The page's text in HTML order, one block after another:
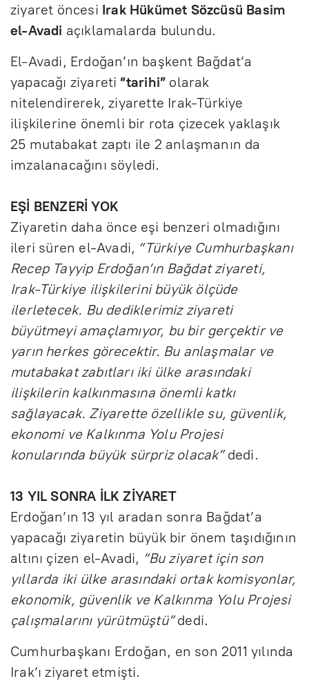
ziyaret öncesi Irak Hükümet Sözcüsü Basim
el-Avadi açıklamalarda bulundu.
El-Avadi, Erdoğan’ın başkent Bağdat’a
yapacağı ziyareti“tarihi” olarak
nitelendirerek, ziyarette Irak-Türkiye
ilişkilerine önemli bir rota çizecek yaklaşık
25 mutabakat zaptı ile 2 anlaşmanın da
imzalanacağını söyledi.
EŞİ BENZERİ YOK
Ziyaretin daha önce eşi benzeri olmadığını
ileri süren el-Avadi, “Türkiye Cumhurbaşkanı
Recep Tayyip Erdoğan’ın Bağdat ziyareti,
Irak-Türkiye ilişkilerini büyük ölçüde
ilerletecek. Bu dediklerimiz ziyareti
büyütmeyi amaçlamıyor, bu bir gerçektir ve
yarın herkes görecektir. Bu anlaşmalar ve
mutabakat zabıtları iki ülke arasındaki
ilişkilerin kalkınmasına önemli katkı
sağlayacak. Ziyarette özellikle su, güvenlik,
ekonomi ve Kalkınma Yolu Projesi
konularında büyük sürpriz olacak”dedi.
13 YIL SONRA İLK ZİYARET
Erdoğan’ın 13 yıl aradan sonra Bağdat’a
yapacağı ziyaretin büyük bir önem taşıdığının
altını çizen el-Avadi, “Bu ziyaret için son
yıllarda iki ülke arasındaki ortak komisyonlar,
ekonomik, güvenlik ve Kalkınma Yolu Projesi
çalışmalarını yürütmüştü”dedi.
Cumhurbaşkanı Erdoğan, en son 2011 yılında
Irak’ı ziyaret etmişti.